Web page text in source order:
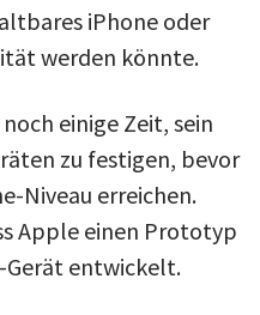
iPhone oder
werden könnte.
einige Zeit, sein
zu festigen, bevor
Niveau erreichen.
Apple einen Prototyp
entwickelt.